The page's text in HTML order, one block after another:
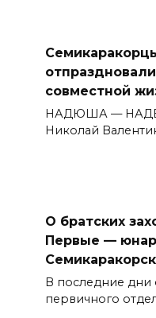
совместной
НАДЮША —
Николай
О братских
Первые —
В последние дни
первичного